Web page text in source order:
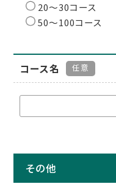
20〜30コース
50〜100コース
コース名 任意
その他